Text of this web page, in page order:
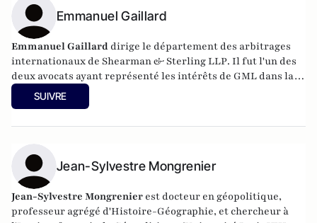
Emmanuel Gaillard
Emmanuel Gaillard dirige le département des arbitrages
internationaux de Shearman & Sterling LLP. Il fut l'un des
deux avocats ayant représenté les intérêts de GML dans la
procédure judiciaire intentée contre la Fédération de Russie
dans le cadre de l'affaire Ioukos.
SUIVRE
Jean-Sylvestre Mongrenier
Jean-Sylvestre Mongrenier est docteur en géopolitique,
professeur agrégé d'Histoire-Géographie, et chercheur à